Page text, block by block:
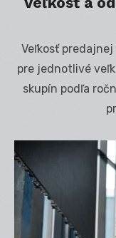
Veľkosť
pre jednotlivé
skupín podľa